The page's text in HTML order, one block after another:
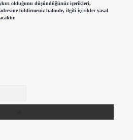
olduğunu düşündüğünüz içerikleri,
bildirmeniz halinde, ilgili içerikler yasal